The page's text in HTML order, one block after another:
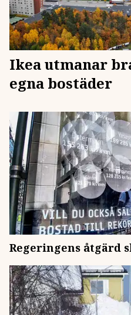
Ikea utmanar
egna bostäder
Regeringens åtgärd